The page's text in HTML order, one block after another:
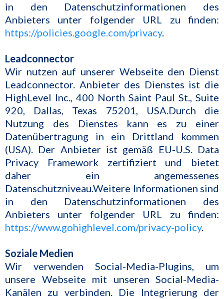
in den Datenschutzinformationen des
Anbieters unter folgender URL zu finden:
https://policies.google.com/privacy.
Leadconnector
Wir nutzen auf unserer Webseite den Dienst
Leadconnector. Anbieter des Dienstes ist die
HighLevel Inc., 400 North Saint Paul St., Suite
920, Dallas, Texas 75201, USA.Durch die
Nutzung des Dienstes kann es zu einer
Datenübertragung in ein Drittland kommen
(USA). Der Anbieter ist gemäß EU-U.S. Data
Privacy Framework zertifiziert und bietet
daher ein angemessenes
Datenschutzniveau.Weitere Informationen sind
in den Datenschutzinformationen des
Anbieters unter folgender URL zu finden:
https://www.gohighlevel.com/privacy-policy.
Soziale Medien
Wir verwenden Social-Media-Plugins, um
unsere Webseite mit unseren Social-Media-
Kanälen zu verbinden. Die Integrierung der